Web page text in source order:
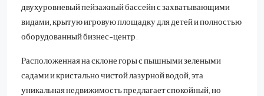
двухуровневый пейзажный бассейн с захватывающими
видами, крытую игровую площадку для детей и полностью
оборудованный бизнес-центр.
Расположенная на склоне горы с пышными зелеными
садами и кристально чистой лазурной водой, эта
уникальная недвижимость предлагает спокойный, но